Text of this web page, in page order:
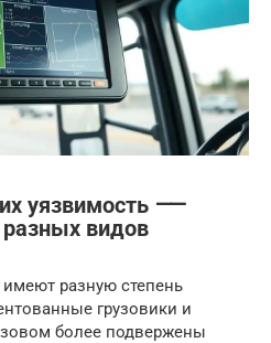
их уязвимость ⸺
видов
разную степень
грузовики и
более подвержены